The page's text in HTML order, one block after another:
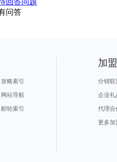
问答
攻略索引
网站导航
邮轮索引
加
分销联
企业礼
代理合
更多加